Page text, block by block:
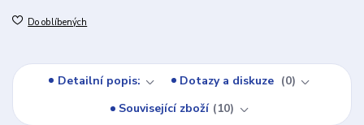
Do oblíbených
Detailní popis: Dotazy a diskuze
0
Související zboží
10